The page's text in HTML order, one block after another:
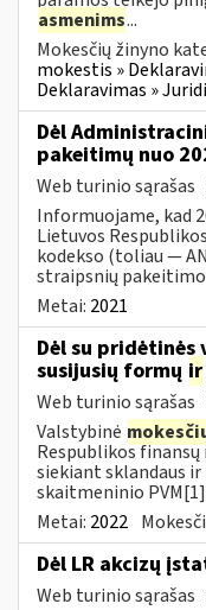
asmenims...
Mokesčių žinyno
mokestis »
Deklaravimas »
Dėl
pakeitimų nuo
Web turinio sąrašas
Informuojame, kad
Lietuvos
kodekso (toliau —
straipsnių
Metai: 2021
Dėl su pridėtinės
susijusių formų ir
Web turinio sąrašas
Valstybinė
Respublikos
siekiant sklandaus
skaitmeninio
Metai: 2022
Dėl LR akcizų
Web turinio sąrašas